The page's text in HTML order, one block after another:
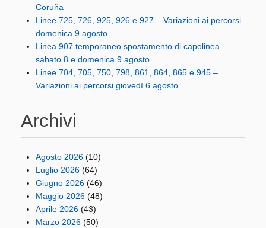
Coruña
Linee 725, 726, 925, 926 e 927 – Variazioni ai percorsi
domenica 9 agosto
Linea 907 temporaneo spostamento di capolinea
sabato 8 e domenica 9 agosto
Linee 704, 705, 750, 798, 861, 864, 865 e 945 –
Variazioni ai percorsi giovedì 6 agosto
Archivi
Agosto 2026 (10)
Luglio 2026 (64)
Giugno 2026 (46)
Maggio 2026 (48)
Aprile 2026 (43)
Marzo 2026 (50)